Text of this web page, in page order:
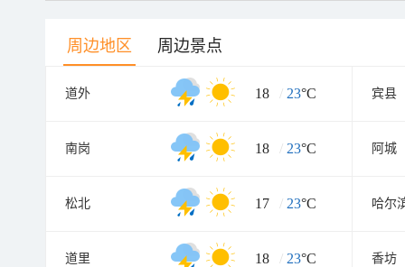
周边地区 周边景点
道外 18 / 23°C 宾县
南岗 18 / 23°C 阿城
松北 17 / 23°C 哈尔
道里 18 / 23°C 香坊